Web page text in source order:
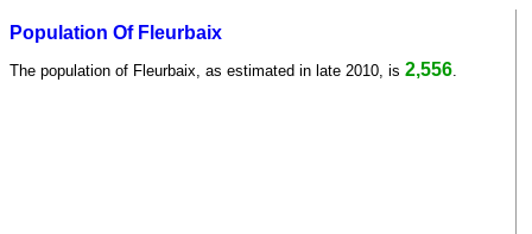
Population Of Fleurbaix
The population of Fleurbaix, as estimated in late 2010, is 2,556